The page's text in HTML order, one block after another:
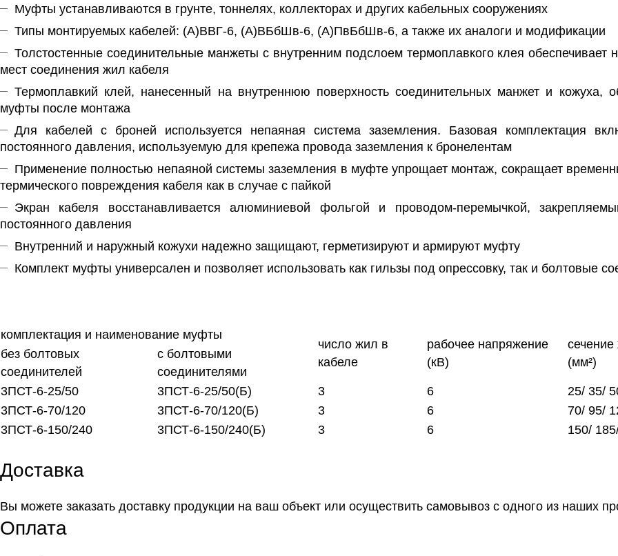
Муфты устанавливаются в грунте, тоннелях, коллекторах и других кабельных сооружениях
Типы монтируемых кабелей: (А)ВВГ-6, (А)ВБбШв-6, (А)ПвБбШв-6, а также их аналоги и модификации
Толстостенные соединительные манжеты с внутренним подслоем термоплавкого клея
мест соединения жил кабеля
Термоплавкий клей, нанесенный на внутреннюю поверхность соединительных манжет и кожуха,
муфты после монтажа
Для кабелей с броней используется непаяная система заземления. Базовая комплектация
постоянного давления, используемую для крепежа провода заземления к бронелентам
Применение полностью непаяной системы заземления в муфте упрощает монтаж, сокращает
термического повреждения кабеля как в случае с пайкой
Экран кабеля восстанавливается алюминиевой фольгой и проводом-перемычкой,
постоянного давления
Внутренний и наружный кожухи надежно защищают, герметизируют и армируют муфту
Комплект муфты универсален и позволяет использовать как гильзы под опрессовку, так и болтовые
комплектация и наименование муфты
число жил в
кабеле
рабочее напряжение
(кВ)
(мм²)
без болтовых
соединителей
с болтовыми
соединителями
3ПСТ-6-25/50
3ПСТ-6-25/50(Б) 3 6 25/ 35/
3ПСТ-6-70/120 3ПСТ-6-70/120(Б) 3 6
70/ 95/
3ПСТ-6-150/240
3ПСТ-6-150/240(Б) 3 6 150/
Доставка
Вы можете заказать доставку продукции на ваш объект или осуществить самовывоз с одного из наших
Оплата